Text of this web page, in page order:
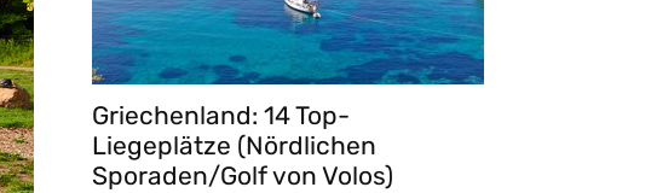
Griechenland: 14 Top-
Liegeplätze (Nördlichen
Sporaden/Golf von Volos)